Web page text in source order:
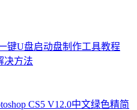
键U盘启动盘制作工具教程
决方法
CS5 V12.0中文绿色精简